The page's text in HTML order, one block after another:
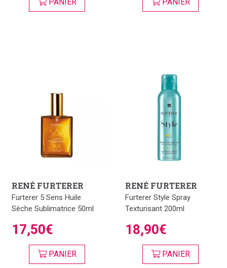
RENÉ FURTERER
Furterer 5 Sens Huile
Sèche Sublimatrice 50ml
17,50€
PANIER
RENÉ FURTERER
Furterer Style Spray
Texturisant 200ml
18,90€
PANIER